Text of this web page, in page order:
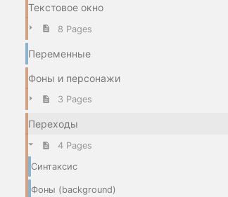
Текстовое окно
8 Pages
Переменные
Фоны и персонажи
3 Pages
Переходы
4 Pages
Синтаксис
Фоны (background)